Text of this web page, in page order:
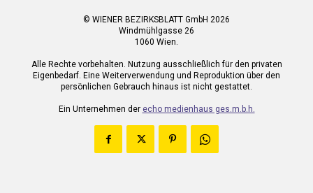
© WIENER BEZIRKSBLATT GmbH 2026
Windmühlgasse 26
1060 Wien.
Alle Rechte vorbehalten. Nutzung ausschließlich für den privaten
Eigenbedarf. Eine Weiterverwendung und Reproduktion über den
persönlichen Gebrauch hinaus ist nicht gestattet.
Ein Unternehmen der echo medienhaus ges.m.b.h.